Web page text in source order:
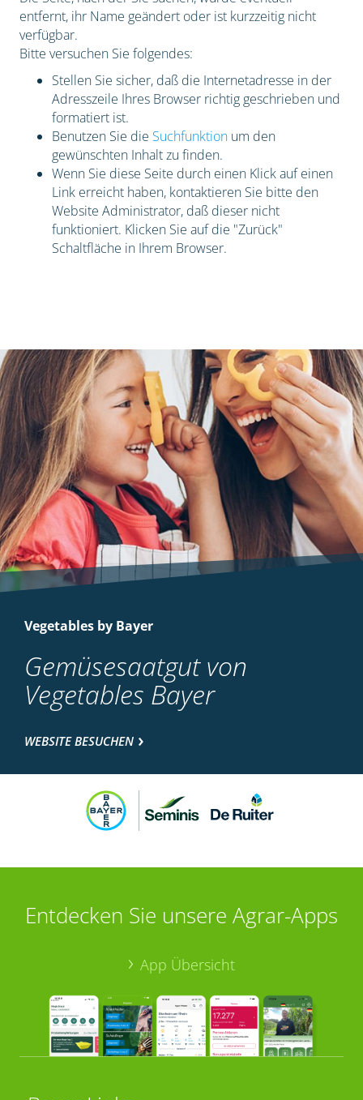
entfernt, ihr Name geändert oder ist kurzzeitig nicht
verfügbar.
Bitte versuchen Sie folgendes:
Stellen Sie sicher, daß die Internetadresse in der
Adresszeile Ihres Browser richtig geschrieben und
formatiert ist.
Benutzen Sie die Suchfunktionum den
gewünschten Inhalt zu finden.
Wenn Sie diese Seite durch einen Klick auf einen
Link erreicht haben, kontaktieren Sie bitte den
Website Administrator, daß dieser nicht
funktioniert. Klicken Sie auf die "Zurück"
Schaltfläche in Ihrem Browser.
Vegetables by Bayer
Gemüsesaatgut von
Vegetables Bayer
WEBSITE BESUCHEN
Entdecken Sie unsere Agrar-Apps
App Übersicht